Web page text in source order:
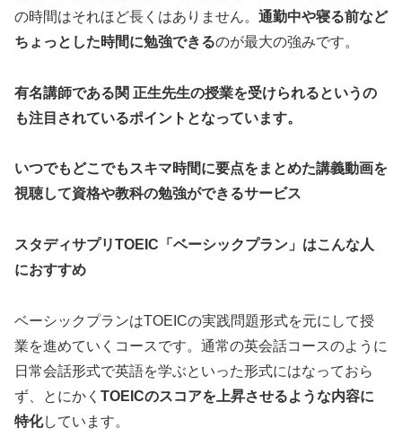
の時間はそれほど長くはありません。 通勤中や寝る前など
ちょっとした時間に勉強できるのが最大の強みです。
有名講師である関 正生先生の授業を受けられるというの
も注目されているポイントとなっています。
いつでもどこでもスキマ時間に要点をまとめた講義動画を
視聴して資格や教科の勉強ができるサービス
スタディサプリTOEIC「ベーシックプラン」はこんな人
におすすめ
ベーシックプランはTOEICの実践問題形式を元にして授
業を進めていくコースです。通常の英会話コースのように
日常会話形式で英語を学ぶといった形式にはなっておら
ず、とにかく TOEICのスコアを上昇させるような内容に
特化しています。